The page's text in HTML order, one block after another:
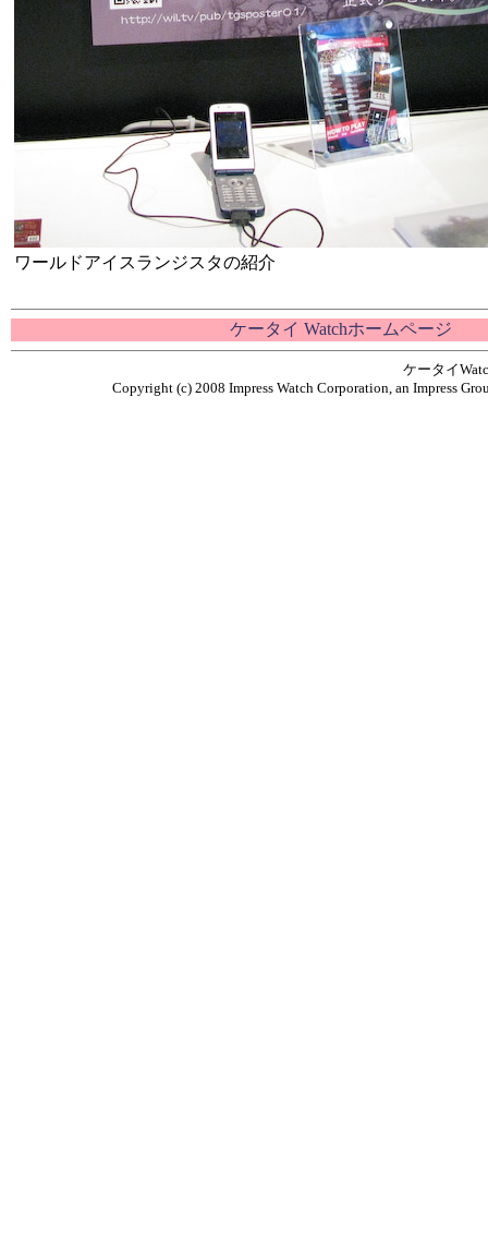
ワールドアイスランジスタの紹介
ケータイ Watchホームページ
ケータイ
Copyright (c) 2008 Impress Watch Corporation, an Impress